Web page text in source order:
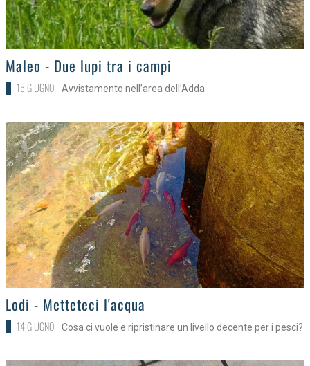
>Maleo - Due lupi tra i campi
15 GIUGNO Avvistamento nell’area dell’Adda
>Lodi - Metteteci l'acqua
14 GIUGNO Cosa ci vuole e ripristinare un livello decente per i pesci?